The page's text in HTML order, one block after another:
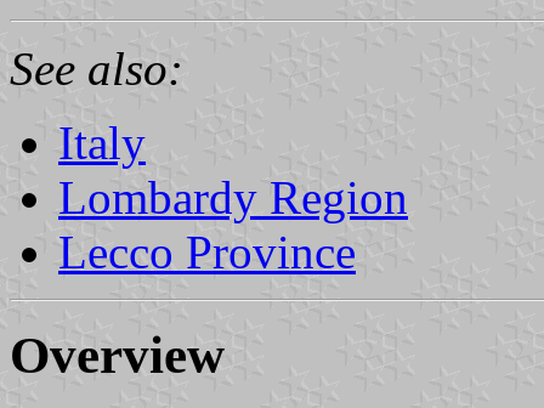
See also:
Italy
Lombardy Region
Lecco Province
Overview